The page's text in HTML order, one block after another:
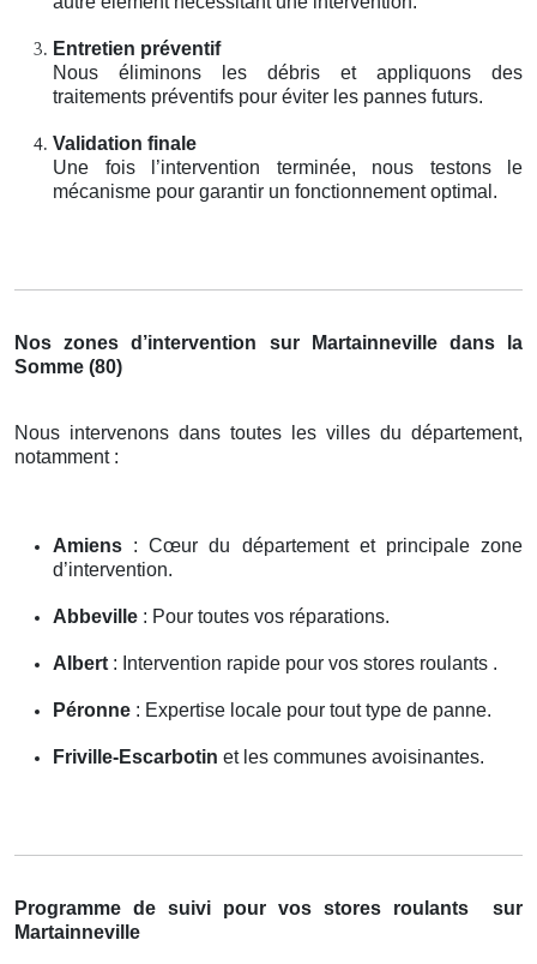
Entretien préventif
Nous éliminons les débris et appliquons des
traitements préventifs pour éviter les pannes futurs.
Validation finale
Une fois l’intervention terminée, nous testons le
mécanisme pour garantir un fonctionnement optimal.
Nos zones d’intervention sur Martainneville dans la
Somme (80)
Nous intervenons dans toutes les villes du département,
notamment :
Amiens : Cœur du département et principale zone
d’intervention.
Abbeville : Pour toutes vos réparations.
Albert : Intervention rapide pour vos stores roulants .
Péronne : Expertise locale pour tout type de panne.
Friville-Escarbotin et les communes avoisinantes.
Programme de suivi pour vos stores roulants
sur
Martainneville